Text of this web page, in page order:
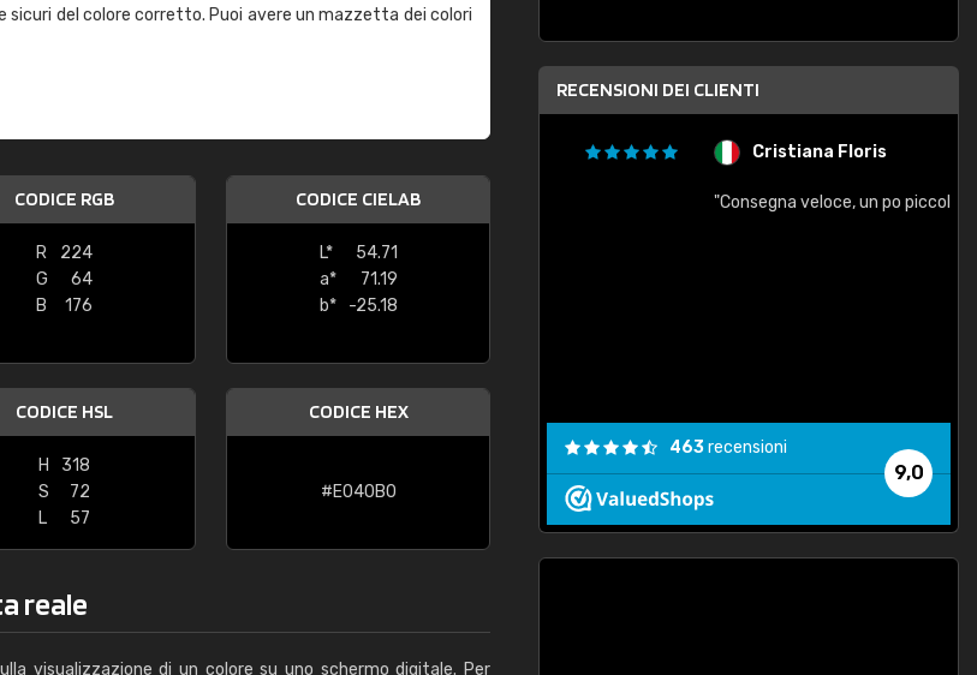
sicuri del colore corretto. Puoi avere un mazzetta dei colori
CODICE RGB
R
224
G
64
B
176
CODICE CIELAB
L*
54.71
a*
71.19
b*
-25.18
CODICE HSL
H
318
S
72
L
57
CODICE HEX
#E040B0
reale
visualizzazione di un colore su uno schermo digitale. Per
RECENSIONI DEI CLIENTI
Cristiana Floris
"Consegna veloce, un po piccole"
9,0
463recensioni